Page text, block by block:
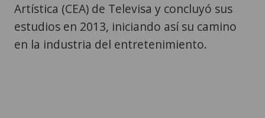
Artística (CEA) de Televisa y concluyó sus
estudios en 2013, iniciando así su camino
en la industria del entretenimiento.